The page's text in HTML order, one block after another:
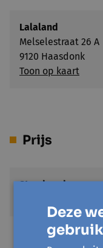
Lalaland
Melselestraat 26 A
9120 Haasdonk
Toon op kaart
Prijs
Standaard
Met korting
Deze